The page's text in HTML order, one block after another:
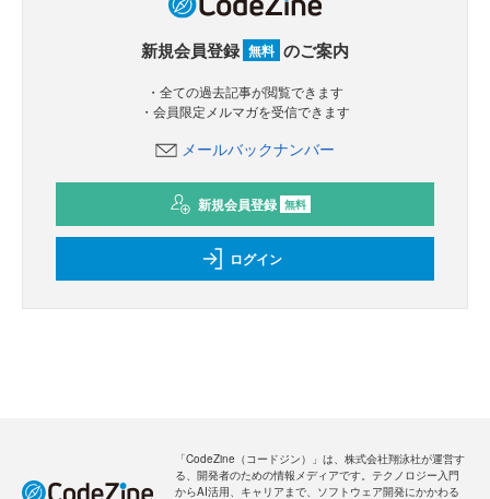
新規会員登録 無料 のご案内
・全ての過去記事が閲覧できます
・会員限定メルマガを受信できます
メールバックナンバー
新規会員登録 無料
ログイン
「CodeZine（コードジン）」は、株式会社翔泳社が運営す
る、開発者のための情報メディアです。テクノロジー入門
からAI活用、キャリアまで、ソフトウェア開発にかかわる